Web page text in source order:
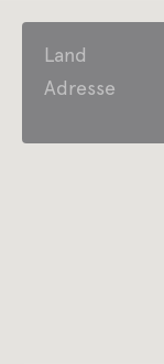
Toalett
Land
Adresse